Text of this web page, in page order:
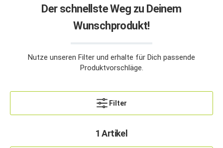
Der schnellste Weg zu Deinem
Wunschprodukt!
Nutze unseren Filter und erhalte für Dich passende
Produktvorschläge.
Filter
1 Artikel